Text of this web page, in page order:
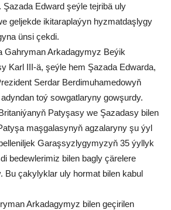
Şazada Edward şeýle tejribä uly
geljekde ikitaraplaýyn hyzmatdaşlygy
ünsi çekdi.
Gahryman Arkadagymyz Beýik
Karl III-ä, şeýle hem Şazada Edwarda,
Serdar Berdimuhamedowyň
toý sowgatlaryny gowşurdy.
Patyşasy we Şazadasy bilen
maşgalasynyň agzalaryny şu ýyl
Garaşsyzlygymyzyň 35 ýyllyk
bedewlerimiz bilen bagly çärelere
Bu çakylyklar uly hormat bilen kabul
Arkadagymyz bilen geçirilen